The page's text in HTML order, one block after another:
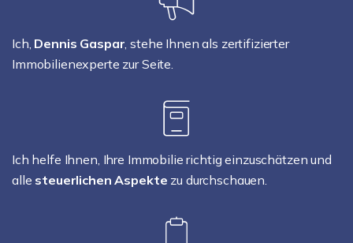
Ich, Dennis Gaspar, stehe Ihnen als zertifizierter
Immobilienexperte zur Seite.
Ich helfe Ihnen, Ihre Immobilie richtig einzuschätzen und
alle steuerlichen Aspekte zu durchschauen.